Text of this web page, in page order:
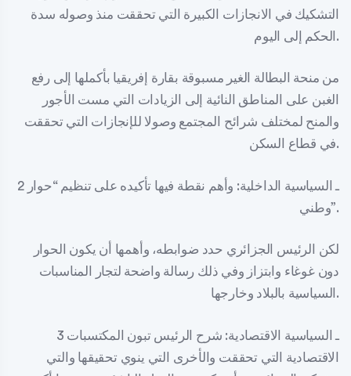
التشكيك في الانجازات الكبيرة التي تحققت منذ وصوله سدة
الحكم إلى اليوم.
من منحة البطالة الغير مسبوقة بقارة إفريقيا بأكملها إلى رفع
الغبن على المناطق النائية إلى الزيادات التي مست الأجور
والمنح لمختلف شرائح المجتمع وصولا للإنجازات التي تحققت
في قطاع السكن.
2 ـ السياسية الداخلية: وأهم نقطة فيها تأكيده على تنظيم “حوار
وطني”.
لكن الرئيس الجزائري حدد ضوابطه، وأهمها أن يكون الحوار
دون غوغاء وابتزاز وفي ذلك رسالة واضحة لتجار المناسبات
السياسية بالبلاد وخارجها.
3 ـ السياسية الاقتصادية: شرح الرئيس تبون المكتسبات
الاقتصادية التي تحققت والأخرى التي ينوي تحقيقها والتي